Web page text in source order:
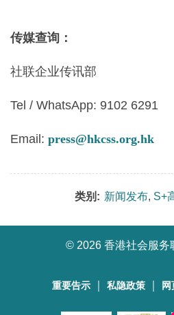
传媒查询：
社联企业传讯部
Tel / WhatsApp: 9102 6291
Email: press@hkcss.org.hk
类别: 新闻发布, S+
© 2026 香港社会服务
重要告示 私隐政策 网